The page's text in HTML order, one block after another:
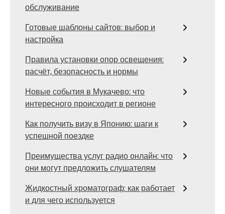
обслуживание
Готовые шаблоны сайтов: выбор и
настройка
Правила установки опор освещения:
расчёт, безопасность и нормы
Новые события в Мукачево: что
интересного происходит в регионе
Как получить визу в Японию: шаги к
успешной поездке
Преимущества услуг радио онлайн: что
они могут предложить слушателям
Жидкостный хроматограф: как работает
и для чего используется